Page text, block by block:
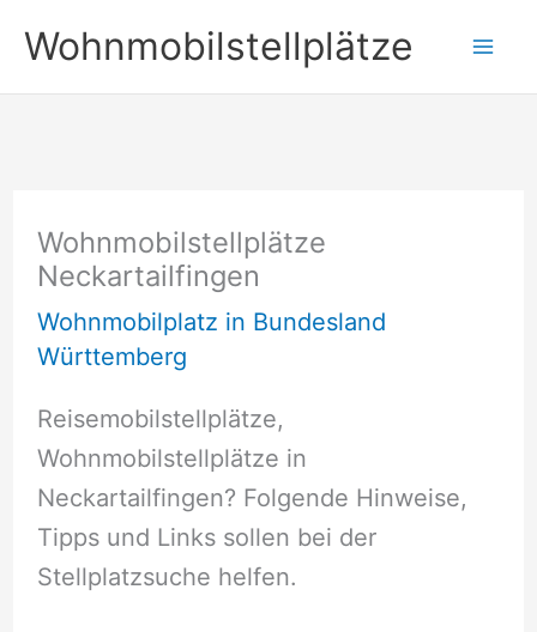
Inhalt
springen
Wohnmobilstellplätze
Wohnmobilstellplätze
Neckartailfingen
Wohnmobilplatz in Bundesland
Württemberg
Reisemobilstellplätze,
Wohnmobilstellplätze in
Neckartailfingen? Folgende Hinweise,
Tipps und Links sollen bei der
Stellplatzsuche helfen.